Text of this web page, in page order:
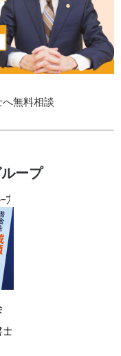
へ無料相談
ープ